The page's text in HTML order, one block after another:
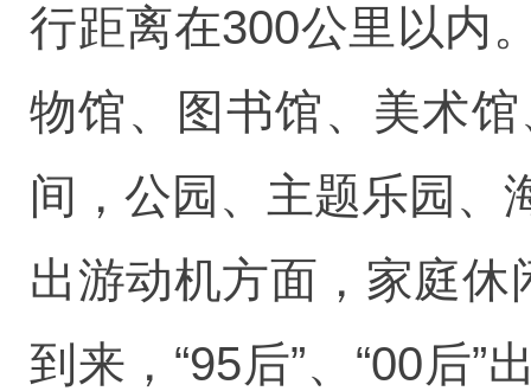
行距离在300公里以内
物馆、图书馆、美术
间，公园、主题乐园、
出游动机方面，家庭
到来，“95后”、“00后